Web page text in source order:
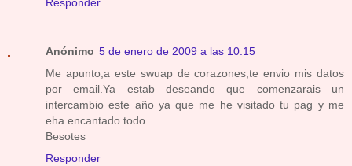
Responder
Anónimo 5 de enero de 2009 a las 10:15
Me apunto,a este swuap de corazones,te envio mis datos
por email.Ya estab deseando que comenzarais un
intercambio este año ya que me he visitado tu pag y me
eha encantado todo.
Besotes
Responder